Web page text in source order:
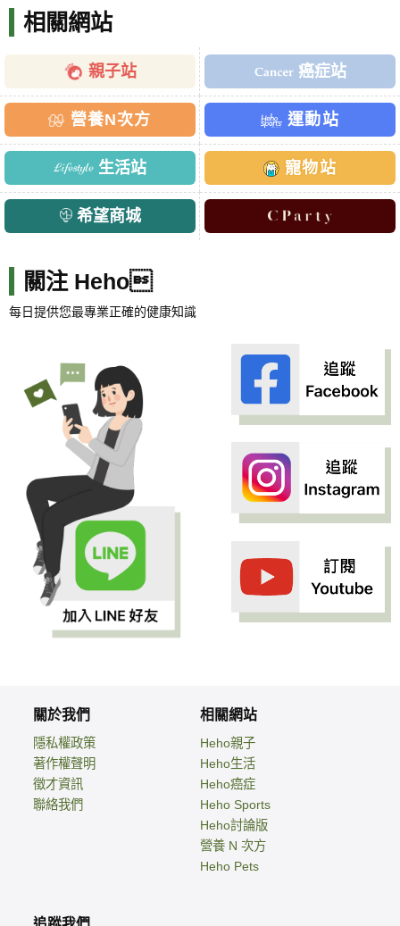
相關網站
親子站 癌症站
營養N次方 運動站
生活站 寵物站
希望商城
關注 Heho
每日提供您最專業正確的健康知識
關於我們
隱私權政策
著作權聲明
徵才資訊
聯絡我們
相關網站
Heho親子
Heho生活
Heho癌症
Heho Sports
Heho討論版
營養 N 次方
Heho Pets